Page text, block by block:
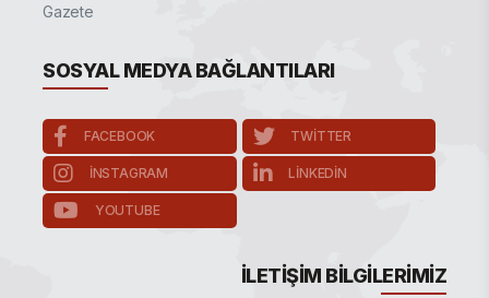
Gazete
SOSYAL MEDYA BAĞLANTILARI
FACEBOOK TWITTER
INSTAGRAM LINKEDIN
YOUTUBE
İLETIŞIM BILGILERIMIZ